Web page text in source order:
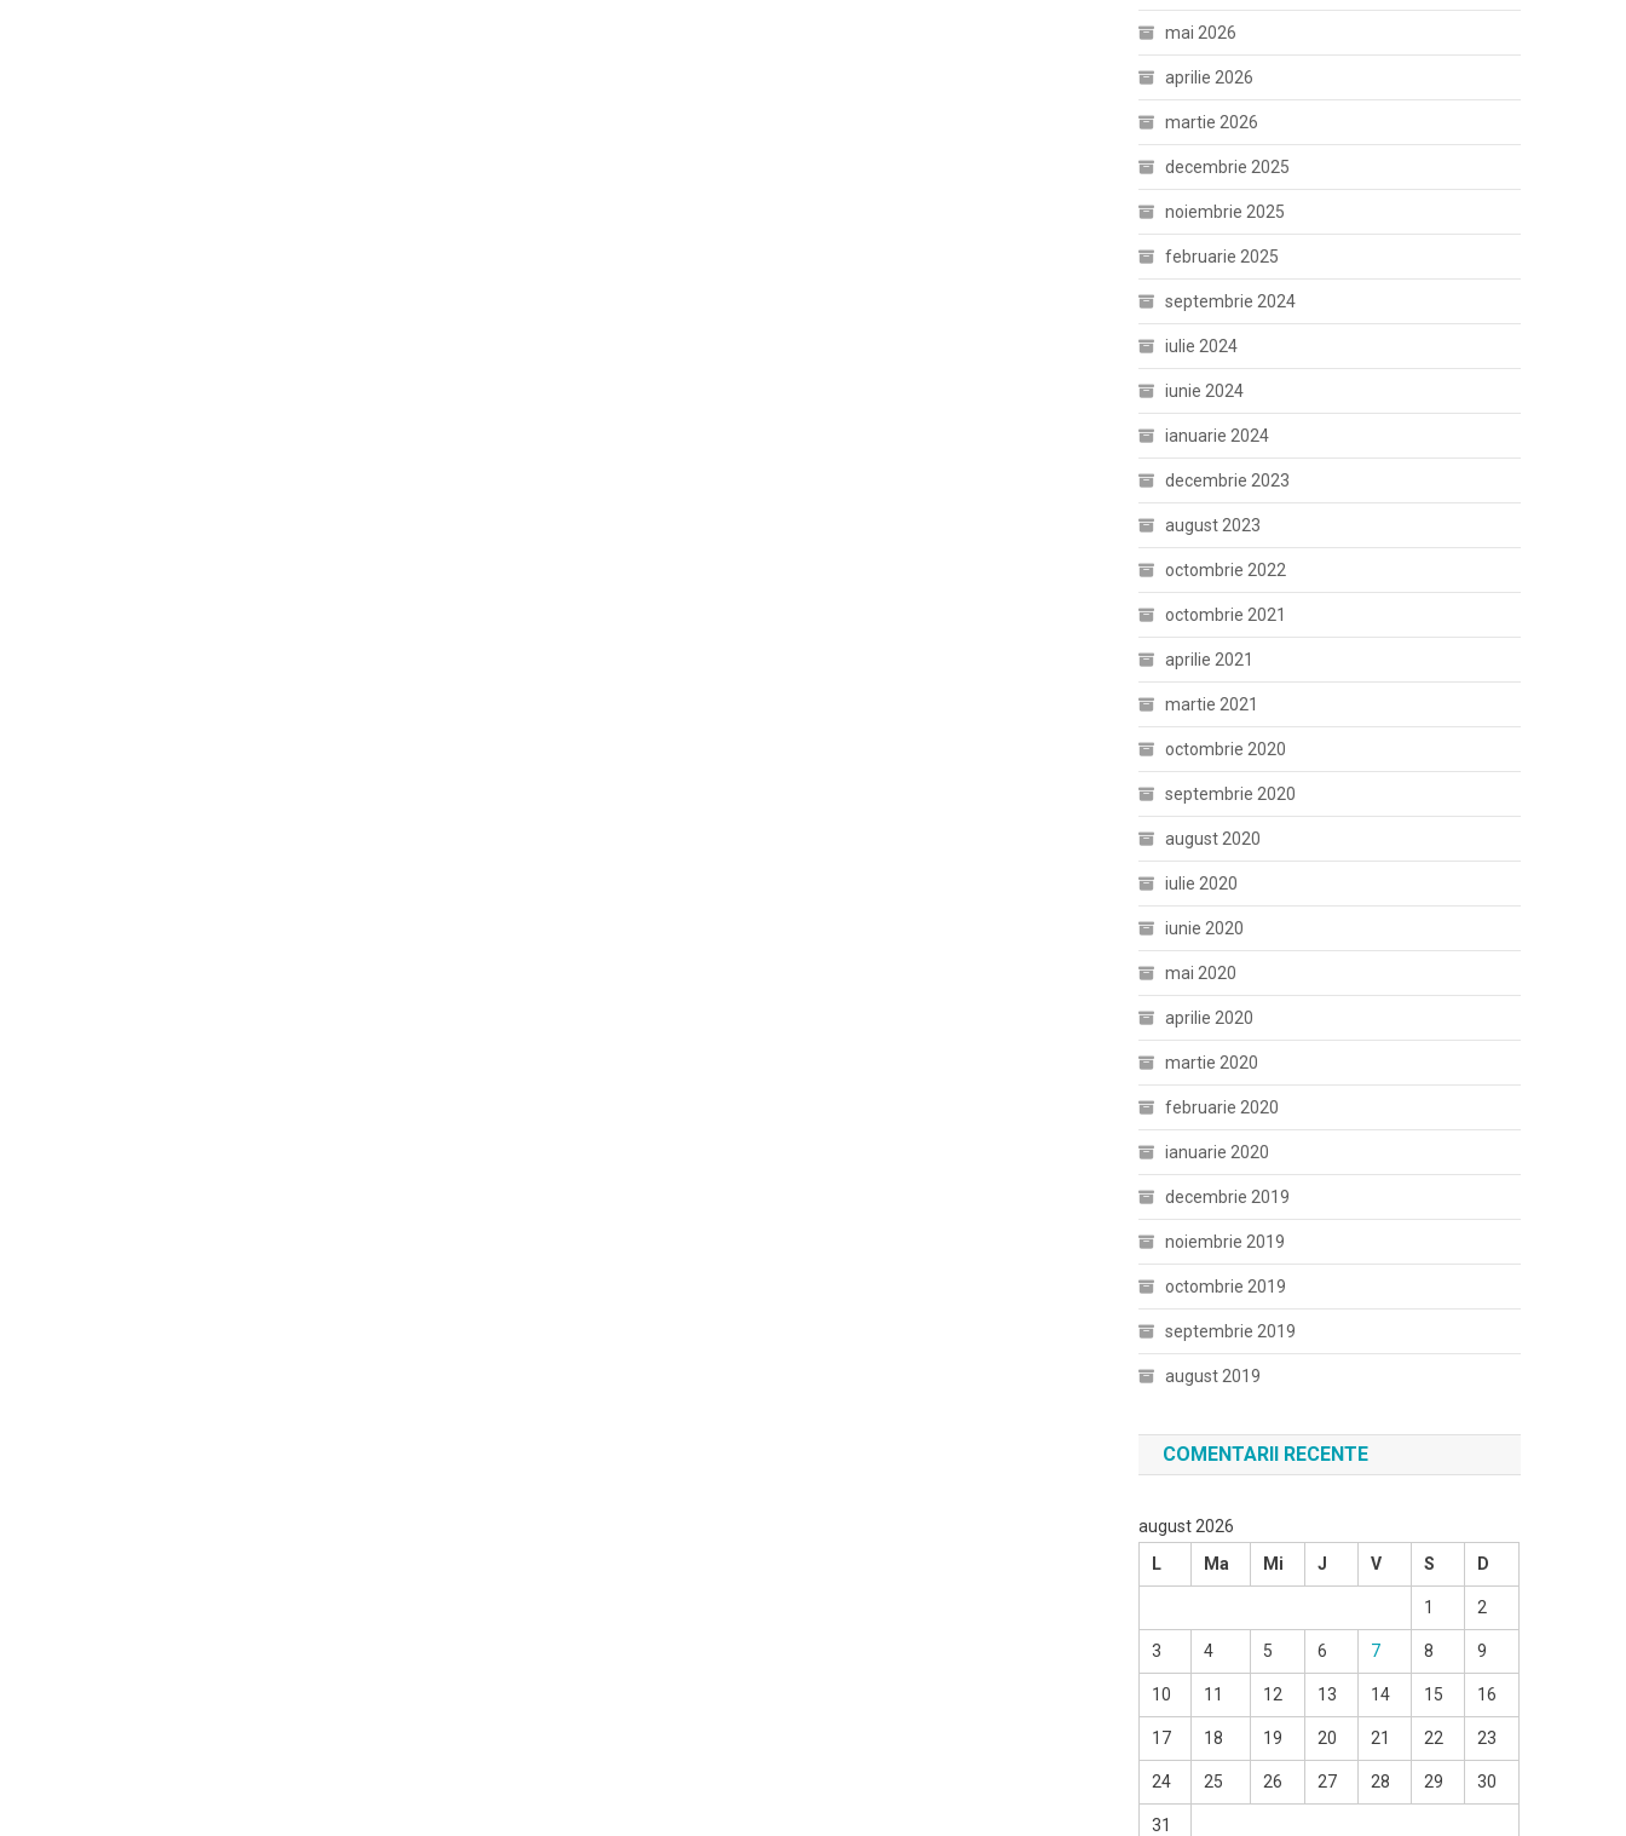
mai 2026
aprilie 2026
martie 2026
decembrie 2025
noiembrie 2025
februarie 2025
septembrie 2024
iulie 2024
iunie 2024
ianuarie 2024
decembrie 2023
august 2023
octombrie 2022
octombrie 2021
aprilie 2021
martie 2021
octombrie 2020
septembrie 2020
august 2020
iulie 2020
iunie 2020
mai 2020
aprilie 2020
martie 2020
februarie 2020
ianuarie 2020
decembrie 2019
noiembrie 2019
octombrie 2019
septembrie 2019
august 2019
COMENTARII RECENTE
august 2026
L
Ma Mi J V S D
1 2
3 4 5 6 7 8 9
10 11 12 13 14 15 16
17 18 19 20 21 22 23
24 25 26 27 28 29 30
31